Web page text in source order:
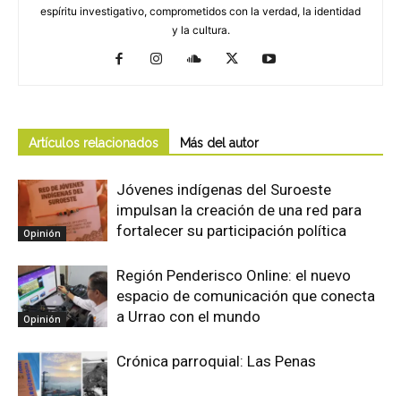
espíritu investigativo, comprometidos con la verdad, la identidad
y la cultura.
Artículos relacionados Más del autor
Opinión
Jóvenes indígenas del Suroeste
impulsan la creación de una red para
fortalecer su participación política
Opinión
Región Penderisco Online: el nuevo
espacio de comunicación que conecta
a Urrao con el mundo
Crónica parroquial: Las Penas